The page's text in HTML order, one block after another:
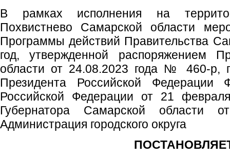
В рамках исполнения на
Похвистнево Самарской области
Программы действий Правительства
год, утвержденной распоряжением
области от 24.08.2023 года № 460-р,
Президента Российской Федерации
Российской Федерации от 21
Губернатора Самарской
Администрация городского округа